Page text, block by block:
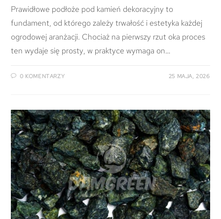
Prawidłowe podłoże pod kamień dekoracyjny to
fundament, od którego zależy trwałość i estetyka każdej
ogrodowej aranżacji. Chociaż na pierwszy rzut oka proces
ten wydaje się prosty, w praktyce wymaga on…
0 KOMENTARZY 25 MAJA, 2026